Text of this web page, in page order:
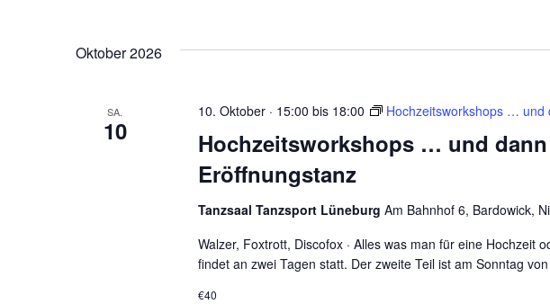
Oktober 2026
SA.
10
Hochzeitsworkshops … und
Eröffnungstanz
10. Oktober · 15:00 bis 18:00 Hochzeitsworkshops … und
Tanzsaal Tanzsport Lüneburg Am Bahnhof 6, Bardowick,
Walzer, Foxtrott, Discofox · Alles was man für eine Hochzeit
findet an zwei Tagen statt. Der zweite Teil ist am Sonntag
€40